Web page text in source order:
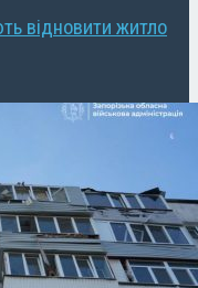
відновити житло